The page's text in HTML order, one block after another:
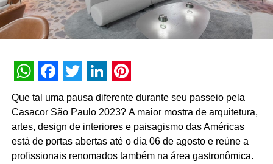
WhatsApp
Facebook
Twitter
LinkedIn
Pinterest
Que tal uma pausa diferente durante seu passeio pela
Casacor São Paulo 2023? A maior mostra de arquitetura,
artes, design de interiores e paisagismo das Américas
está de portas abertas até o dia 06 de agosto e reúne a
profissionais renomados também na área gastronômica.